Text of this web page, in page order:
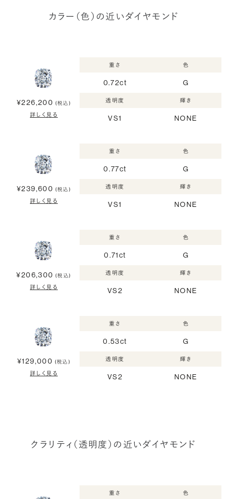
カラー（色）の近いダイヤモンド
¥226,200 (税込)
詳しく見る
重さ
0.72ct
色
G
透明度
VS1
輝き
NONE
¥239,600 (税込)
詳しく見る
重さ
0.77ct
色
G
透明度
VS1
輝き
NONE
¥206,300 (税込)
詳しく見る
重さ
0.71ct
色
G
透明度
VS2
輝き
NONE
¥129,000 (税込)
詳しく見る
重さ
0.53ct
色
G
透明度
VS2
輝き
NONE
クラリティ（透明度）の近いダイヤモンド
重さ 色